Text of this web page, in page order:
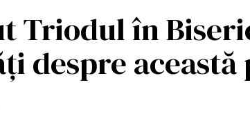
Triodul în
despre această